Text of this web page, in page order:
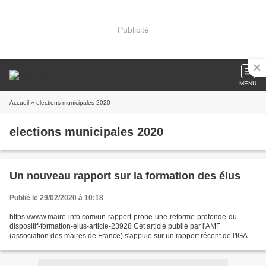
Publicité
MENU
Accueil » elections municipales 2020
elections municipales 2020
Un nouveau rapport sur la formation des élus
Publié le 29/02/2020 à 10:18
https://www.maire-info.com/un-rapport-prone-une-reforme-profonde-du-
dispositif-formation-elus-article-23928 Cet article publié par l'AMF
(association des maires de France) s'appuie sur un rapport récent de l'IGA